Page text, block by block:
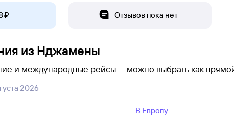
⁠₽ Отзывов пока нет
из Нджамены
и международные рейсы — можно выбрать как
важно учитывать не только цену, но и условия
2026
В Европу